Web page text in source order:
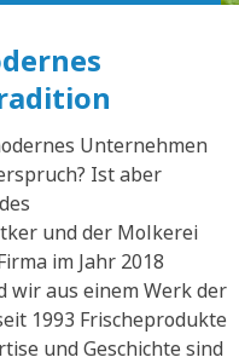
Unternehmen
Ist aber
und der Molkerei
im Jahr 2018
wir aus einem Werk der
1993 Frischeprodukte
und Geschichte sind